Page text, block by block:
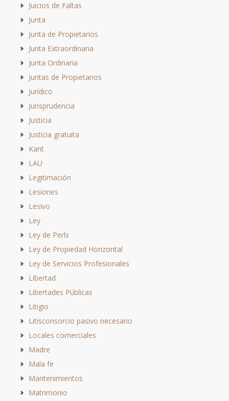
Juicios de Faltas
Junta
Junta de Propietarios
Junta Extraordinaria
Junta Ordinaria
Juntas de Propietarios
Jurídico
Jurisprudencia
Justicia
Justicia gratuita
Kant
LAU
Legitimación
Lesiones
Lesivo
Ley
Ley de Perls
Ley de Propiedad Horizontal
Ley de Servicios Profesionales
Libertad
Libertades Públicas
Litigio
Litisconsorcio pasivo necesario
Locales comerciales
Madre
Mala fe
Mantenimientos
Matrimonio